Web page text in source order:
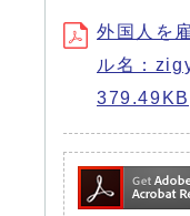
外国人を
ル名：